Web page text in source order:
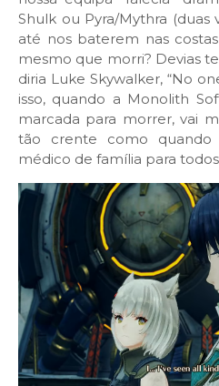
Shulk ou Pyra/Mythra (duas
até nos baterem nas
mesmo que morri? Devias
diria Luke Skywalker, “No
isso, quando a Monolith
marcada para morrer, vai
tão crente como
médico de família para